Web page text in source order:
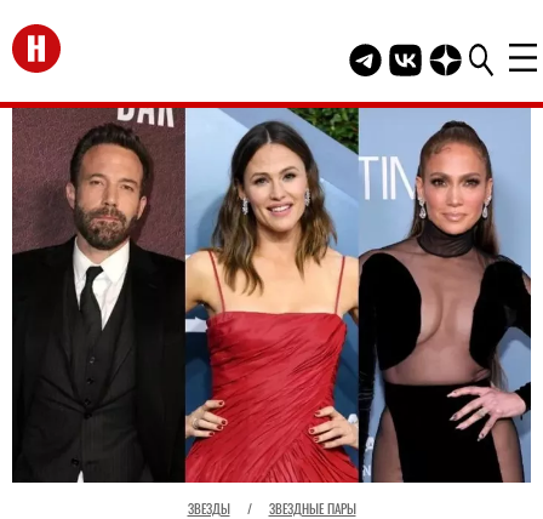
Перейти на главную
Telegram канал
Группа HELLO
Канал
ЗВЕЗДЫ / ЗВЕЗДНЫЕ ПАРЫ